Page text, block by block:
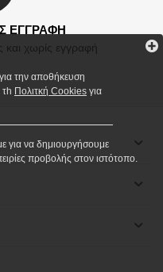
ΕΓΓΡΑΦΗ
και χωρίς εγγραφή
την αποθήκευση
Πολιτκή Cookies για
για να δημιουργήσουμε
προβολής στον ιστότοπο.